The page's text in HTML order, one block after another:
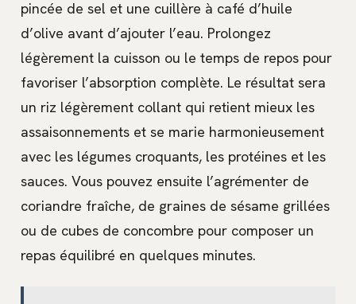
pincée de sel et une cuillère à café d’huile
d’olive avant d’ajouter l’eau. Prolongez
légèrement la cuisson ou le temps de repos pour
favoriser l’absorption complète. Le résultat sera
un riz légèrement collant qui retient mieux les
assaisonnements et se marie harmonieusement
avec les légumes croquants, les protéines et les
sauces. Vous pouvez ensuite l’agrémenter de
coriandre fraîche, de graines de sésame grillées
ou de cubes de concombre pour composer un
repas équilibré en quelques minutes.